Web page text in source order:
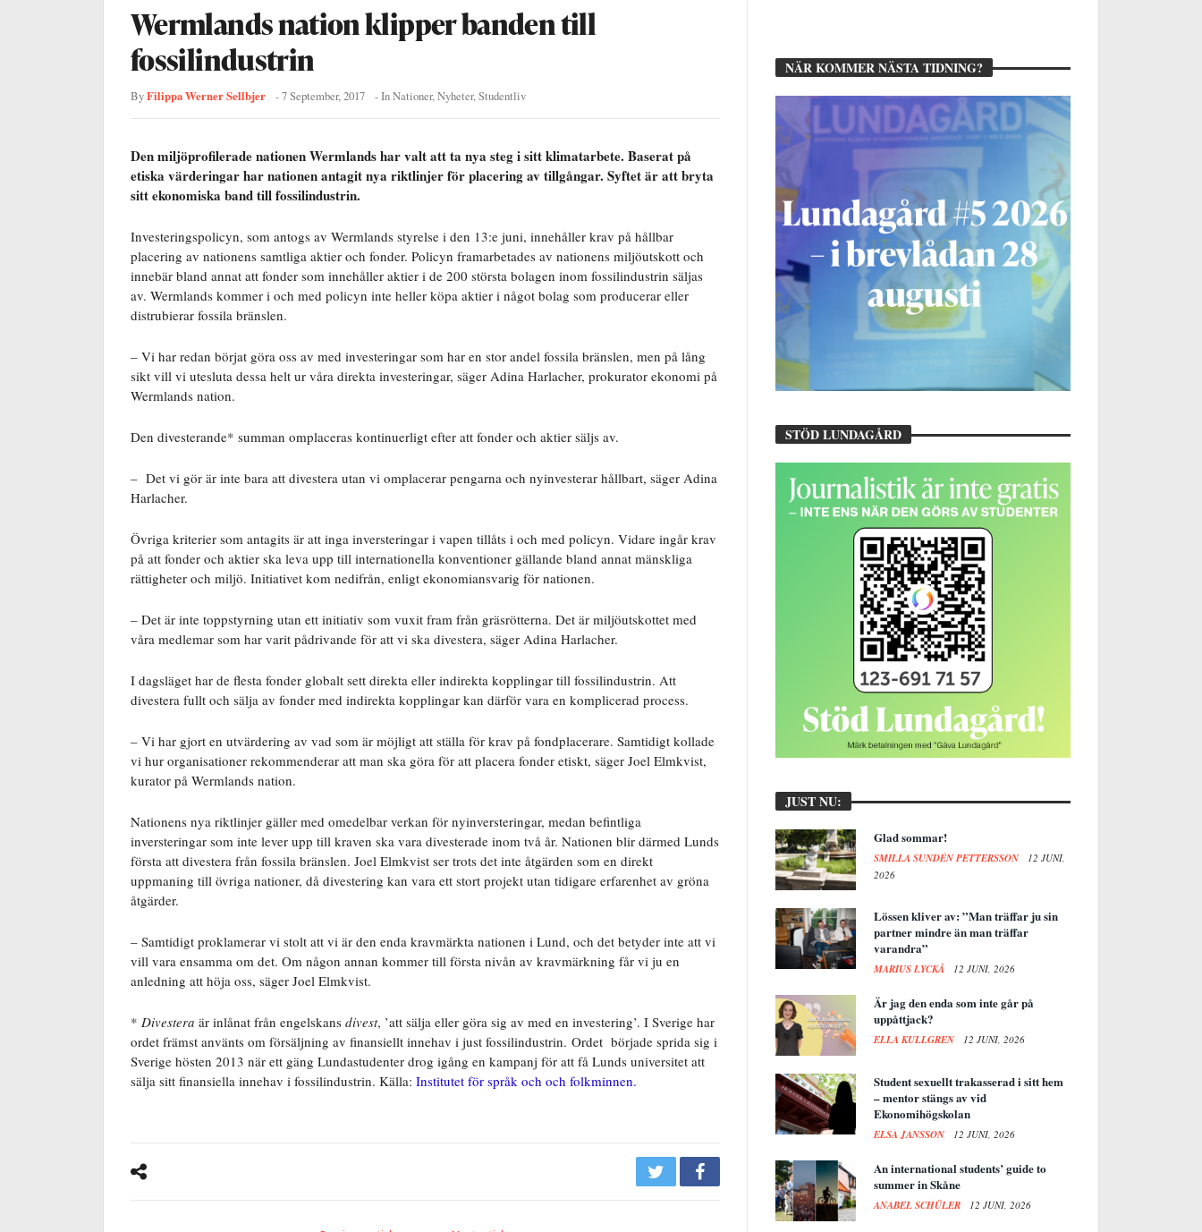
Wermlands nation klipper banden till
fossilindustrin
ByFilippa Werner Sellbjer -7 September, 2017 - InNationer,Nyheter,Studentliv
Den miljöprofilerade nationen Wermlands har valt att ta nya steg i sitt klimatarbete. Baserat på
etiska värderingar har nationen antagit nya riktlinjer för placering av tillgångar. Syftet är att bryta
sitt ekonomiska band till fossilindustrin.
Investeringspolicyn, som antogs av Wermlands styrelse i den 13:e juni, innehåller krav på hållbar
placering av nationens samtliga aktier och fonder. Policyn framarbetades av nationens miljöutskott och
innebär bland annat att fonder som innehåller aktier i de 200 största bolagen inom fossilindustrin säljas
av. Wermlands kommer i och med policyn inte heller köpa aktier i något bolag som producerar eller
distrubierar fossila bränslen.
– Vi har redan börjat göra oss av med investeringar som har en stor andel fossila bränslen, men på lång
sikt vill vi utesluta dessa helt ur våra direkta investeringar, säger Adina Harlacher, prokurator ekonomi på
Wermlands nation.
Den divesterande* summan omplaceras kontinuerligt efter att fonder och aktier säljs av.
– Det vi gör är inte bara att divestera utan vi omplacerar pengarna och nyinvesterar hållbart, säger Adina
Harlacher.
Övriga kriterier som antagits är att inga inversteringar i vapen tillåts i och med policyn. Vidare ingår krav
på att fonder och aktier ska leva upp till internationella konventioner gällande bland annat mänskliga
rättigheter och miljö. Initiativet kom nedifrån, enligt ekonomiansvarig för nationen.
– Det är inte toppstyrning utan ett initiativ som vuxit fram från gräsrötterna. Det är miljöutskottet med
våra medlemar som har varit pådrivande för att vi ska divestera, säger Adina Harlacher.
I dagsläget har de flesta fonder globalt sett direkta eller indirekta kopplingar till fossilindustrin. Att
divestera fullt och sälja av fonder med indirekta kopplingar kan därför vara en komplicerad process.
– Vi har gjort en utvärdering av vad som är möjligt att ställa för krav på fondplacerare. Samtidigt kollade
vi hur organisationer rekommenderar att man ska göra för att placera fonder etiskt, säger Joel Elmkvist,
kurator på Wermlands nation.
Nationens nya riktlinjer gäller med omedelbar verkan för nyinversteringar, medan befintliga
inversteringar som inte lever upp till kraven ska vara divesterade inom två år. Nationen blir därmed Lunds
första att divestera från fossila bränslen. Joel Elmkvist ser trots det inte åtgärden som en direkt
uppmaning till övriga nationer, då divestering kan vara ett stort projekt utan tidigare erfarenhet av gröna
åtgärder.
– Samtidigt proklamerar vi stolt att vi är den enda kravmärkta nationen i Lund, och det betyder inte att vi
vill vara ensamma om det. Om någon annan kommer till första nivån av kravmärkning får vi ju en
anledning att höja oss, säger Joel Elmkvist.
* Divestera är inlånat från engelskans divest, ’att sälja eller göra sig av med en investering’. I Sverige har
ordet främst använts om försäljning av finansiellt innehav i just fossilindustrin. Ordet började sprida sig i
Sverige hösten 2013 när ett gäng Lundastudenter drog igång en kampanj för att få Lunds universitet att
sälja sitt finansiella innehav i fossilindustrin. Källa: Institutet för språk och och folkminnen.
NÄR KOMMER NÄSTA TIDNING?
STÖD LUNDAGÅRD
JUST NU:
Glad sommar!
SMILLA SUNDÉN PETTERSSON
12 JUNI,
2026
Lössen kliver av: ”Man träffar ju sin
partner mindre än man träffar
varandra”
MARIUS LYCKÅ 12 JUNI, 2026
Är jag den enda som inte går på
uppåttjack?
ELLA KULLGREN 12 JUNI, 2026
Student sexuellt trakasserad i sitt hem
– mentor stängs av vid
Ekonomihögskolan
ELSA JANSSON 12 JUNI, 2026
An international students’ guide to
summer in Skåne
ANABEL SCHÜLER 12 JUNI, 2026